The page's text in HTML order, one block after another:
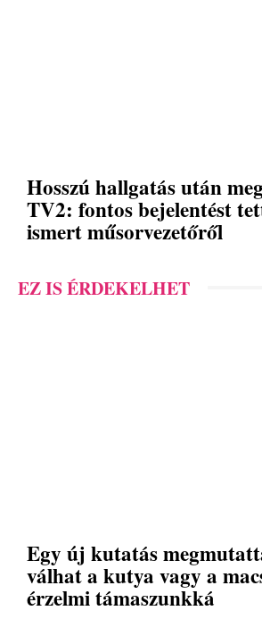
Hosszú hallgatás után
TV2: fontos bejelentést
ismert műsorvezetőről
EZ IS ÉRDEKELHET
Egy új kutatás
válhat a kutya vagy a
érzelmi támaszunkká